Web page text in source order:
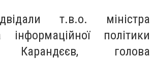
т.в.о. міністра
інформаційної політики
Карандєєв, голова